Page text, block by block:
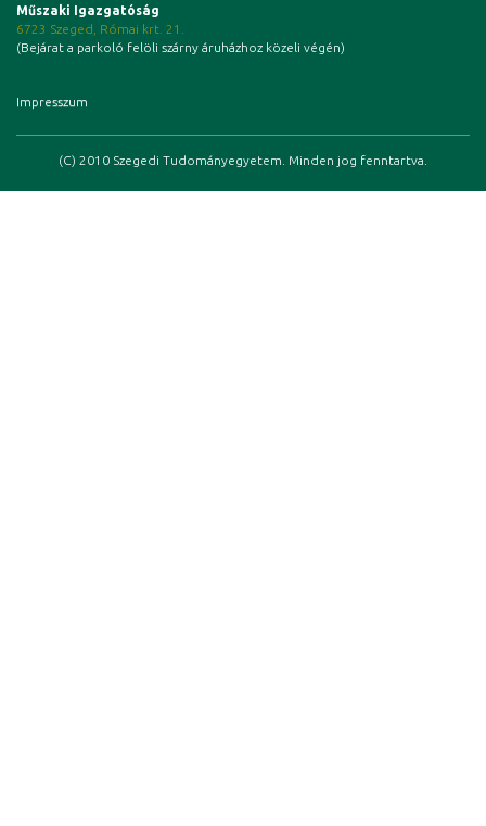
Műszaki Igazgatóság
6723 Szeged, Római krt. 21.
(Bejárat a parkoló felöli szárny áruházhoz közeli végén)
Impresszum
(C) 2010 Szegedi Tudományegyetem. Minden jog fenntartva.